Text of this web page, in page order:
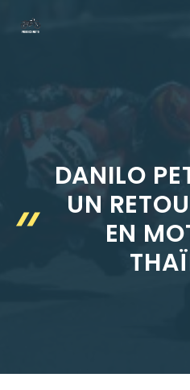
DANILO
UN
EN